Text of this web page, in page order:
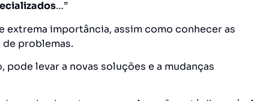
…”
extrema importância, assim como conhecer as
problemas.
levar a novas soluções e a mudanças